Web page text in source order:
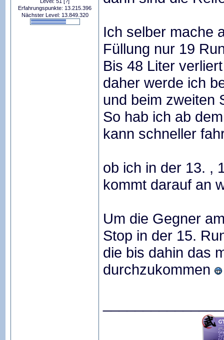
Erfahrungspunkte: 13.215.396
Nächster Level: 13.849.320
Ich selber mache
Füllung nur 19
Bis 48 Liter
daher werde ich
und beim zweiten
So hab ich ab
kann schneller
ob ich in der 13. ,
kommt darauf an
Um die Gegner
Stop in der 15.
die bis dahin das
durchzukommen